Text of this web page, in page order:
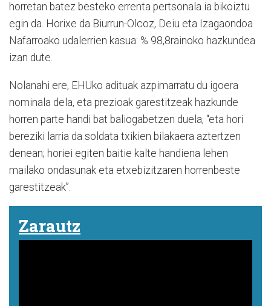
horretan batez besteko errenta pertsonala ia bikoiztu
egin da. Horixe da Biurrun-Olcoz, Deiu eta Izagaondoa
Nafarroako udalerrien kasua: % 98,8rainoko hazkundea
izan dute.
Nolanahi ere, EHUko adituak azpimarratu du igoera
nominala dela, eta prezioak garestitzeak hazkunde
horren parte handi bat baliogabetzen duela, “eta hori
bereziki larria da soldata txikien bilakaera aztertzen
denean; horiei egiten baitie kalte handiena lehen
mailako ondasunak eta etxebizitzaren horrenbeste
garestitzeak”.
Zarautz